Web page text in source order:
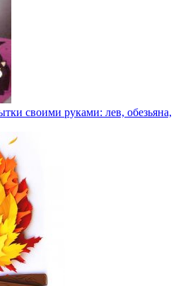
своими руками: лев, обезьяна,